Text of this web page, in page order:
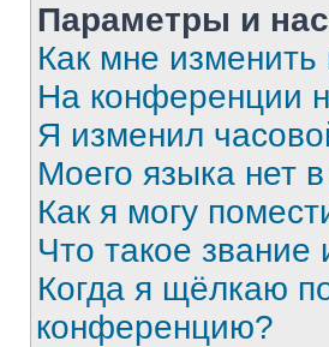
Параметры и
Как мне
На конференции
Я изменил
Моего языка нет в
Как я могу
Что такое звание
Когда я щёлкаю
конференцию?